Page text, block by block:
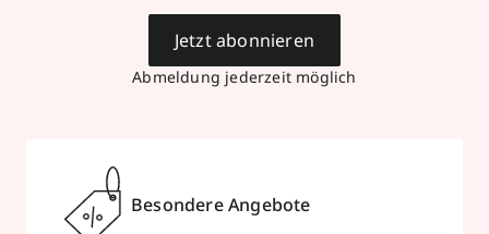
Abmeldung jederzeit möglich
Jetzt abonnieren
Besondere Angebote